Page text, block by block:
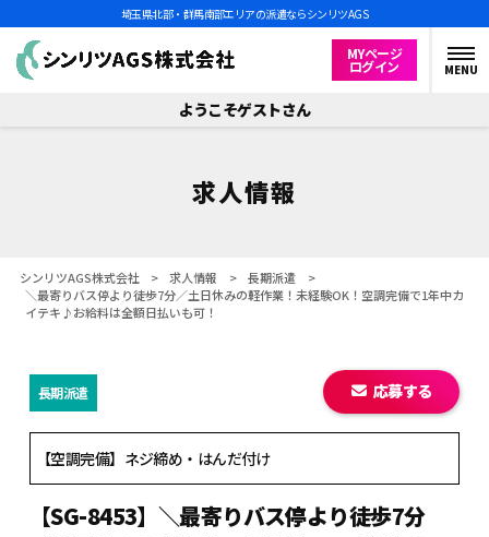
埼玉県北部・群馬南部エリアの派遣ならシンリツAGS
MYページ
ログイン MENU
ようこそゲストさん
求人情報
シンリツAGS株式会社 > 求人情報 > 長期派遣>
＼最寄りバス停より徒歩7分／土日休みの軽作業！未経験OK！空調完備で1年中カ
イテキ♪お給料は全額日払いも可！
【SG-8453】＼最寄りバス停より徒歩7分
【空調完備】ネジ締め・はんだ付け
長期派遣 応募する